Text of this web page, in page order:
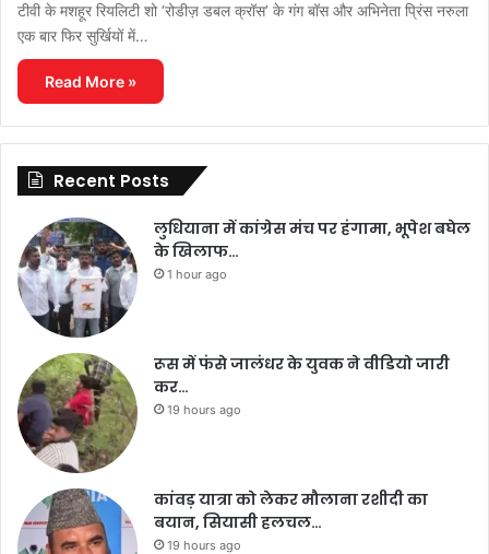
टीवी के मशहूर रियलिटी शो ‘रोडीज़ डबल क्रॉस’ के गंग बॉस और अभिनेता प्रिंस नरुला
एक बार फिर सुर्खियों में…
Read More »
Recent Posts
लुधियाना में कांग्रेस मंच पर हंगामा, भूपेश बघेल
के खिलाफ…
1 hour ago
रूस में फंसे जालंधर के युवक ने वीडियो जारी
कर…
19 hours ago
कांवड़ यात्रा को लेकर मौलाना रशीदी का
बयान, सियासी हलचल…
19 hours ago